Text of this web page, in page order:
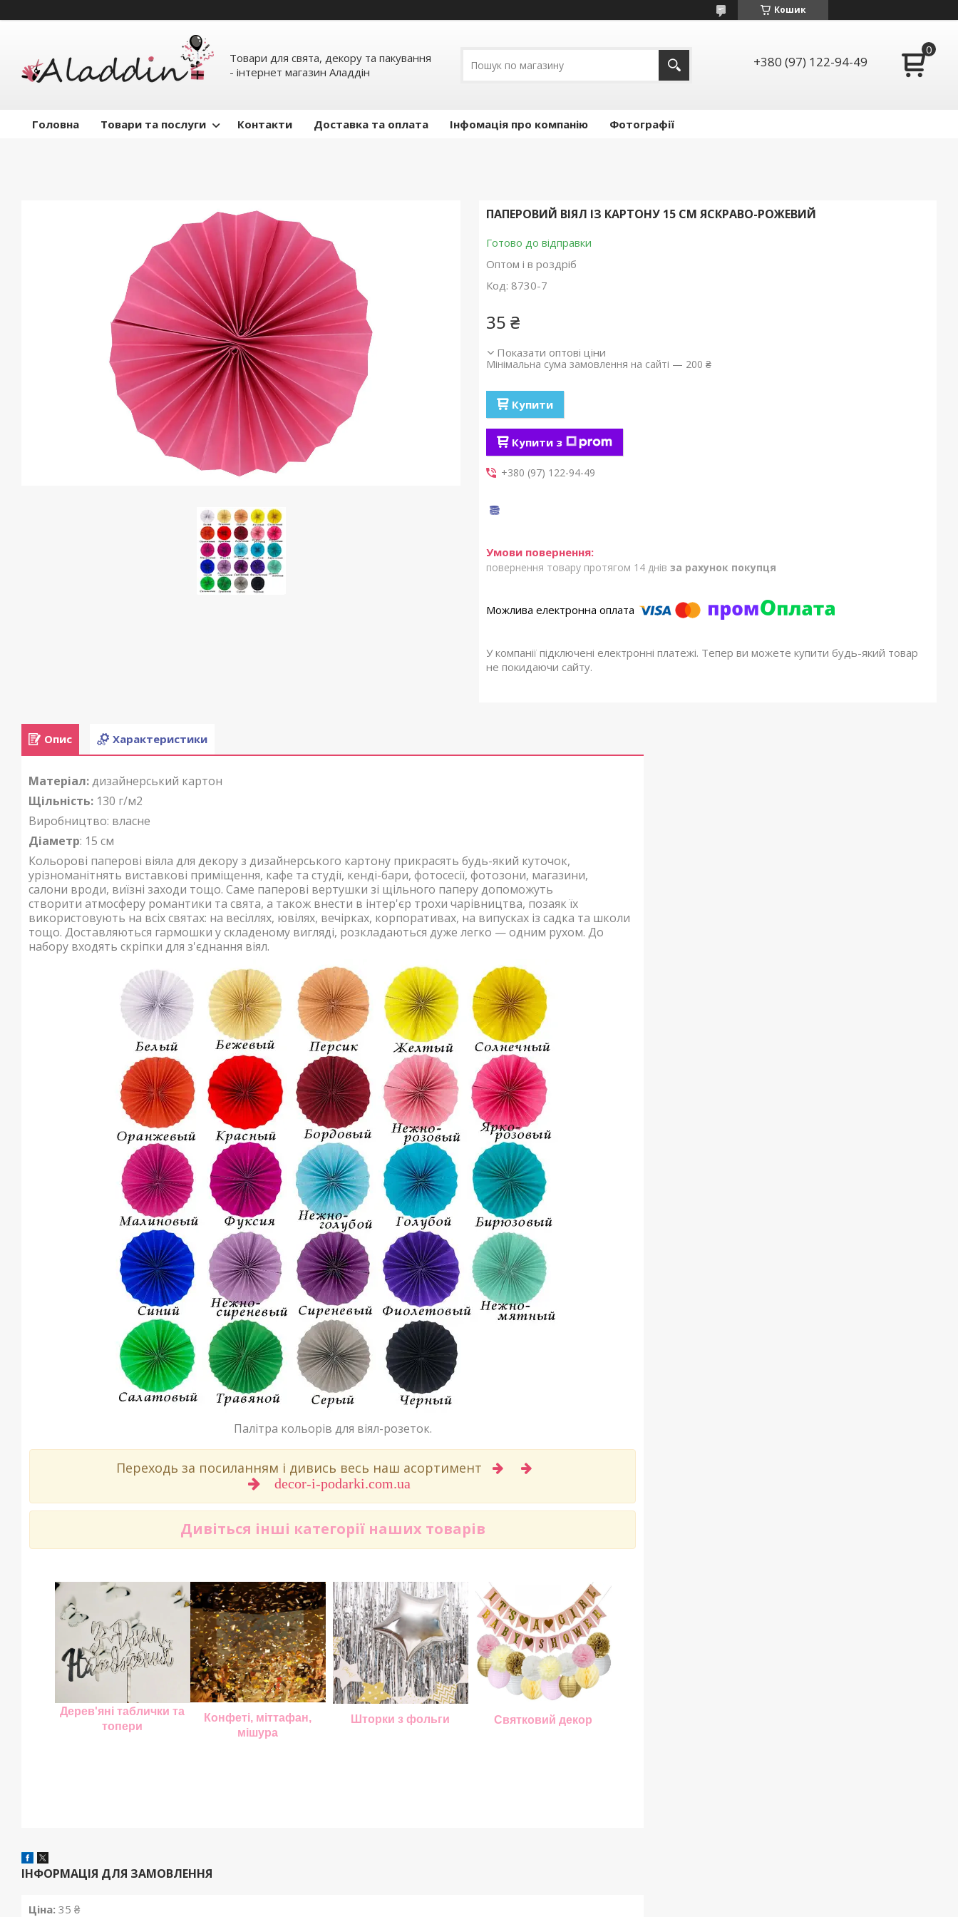
Кошик
Товари для свята, декору та пакування
- інтернет магазин Аладдін
+380 (97) 122-94-49
Головна Товари та послуги Контакти Доставка та оплата Інфомація про компанію Фотографії
ПАПЕРОВИЙ ВІЯЛ ІЗ КАРТОНУ 15 СМ ЯСКРАВО-РОЖЕВИЙ
Готово до відправки
Оптом і в роздріб
Код: 8730-7
35 ₴
Показати оптові ціни
Мінімальна сума замовлення на сайті — 200 ₴
Купити
Купити з
+380 (97) 122-94-49
повернення товару протягом 14 днів за рахунок покупця
У компанії підключені електронні платежі. Тепер ви можете купити будь-який товар
не покидаючи сайту.
Опис Характеристики
Матеріал:дизайнерський картон
Щільність: 130 г/м2
Виробництво: власне
Діаметр: 15 см
Кольорові паперові віяла для декору з дизайнерського картону прикрасять будь-який куточок,
урізноманітнять виставкові приміщення, кафе та студії, кенді-бари, фотосесії, фотозони, магазини,
салони вроди, виїзні заходи тощо. Саме паперові вертушки зі щільного паперудопоможуть
створити атмосферу романтики та свята, а також внести в інтер'єр трохи чарівництва, позаяк їх
використовують на всіх святах: на весіллях, ювілях, вечірках, корпоративах, на випусках із садка та школи
тощо. Доставляються гармошки у складеному вигляді, розкладаються дуже легко — одним рухом. До
набору входять скріпки для з'єднання віял.
Палітра кольорів для віял-розеток.
Переходь за посиланням і дивись весь наш асортимент
decor-i-podarki.com.ua
Дивіться інші категорії наших товарів
Дерев'яні таблички та
топери
Конфеті, міттафан,
мішура
Шторки з фольги Святковий декор
ІНФОРМАЦІЯ ДЛЯ ЗАМОВЛЕННЯ
Ціна: 35 ₴